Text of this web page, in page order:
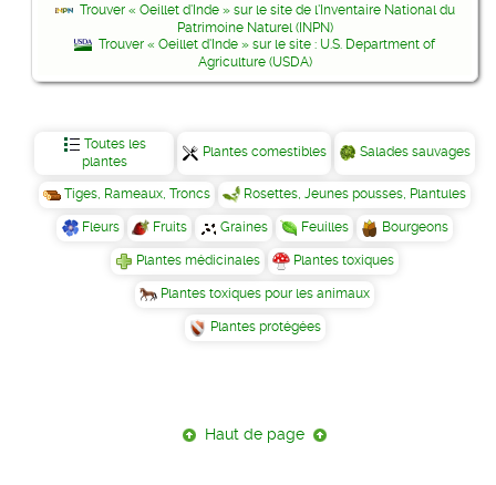
Trouver « Oeillet d'Inde » sur le site de l'Inventaire National du
Patrimoine Naturel (INPN)
Trouver « Oeillet d'Inde » sur le site : U.S. Department of
Agriculture (USDA)
Toutes les
plantes
Plantes comestibles Salades sauvages
Tiges, Rameaux, Troncs Rosettes, Jeunes pousses, Plantules
Fleurs Fruits Graines Feuilles Bourgeons
Plantes médicinales Plantes toxiques
Plantes toxiques pour les animaux
Plantes protégées
Haut de page